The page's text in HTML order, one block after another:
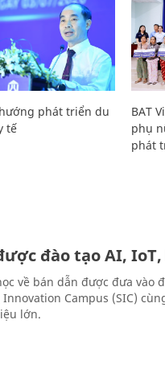
phát triển du
tế
BAT
phụ
phát
đào tạo AI,
về bán dẫn được đưa vào
Campus (SIC)
lớn.